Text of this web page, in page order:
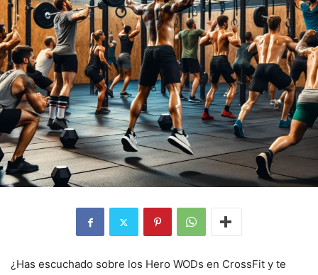
¿Has escuchado sobre los Hero WODs en CrossFit y te